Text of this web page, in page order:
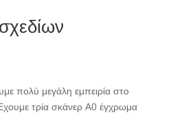
πολύ μεγάλη εμπειρία στο
τρία σκάνερ Α0 έγχρωμα